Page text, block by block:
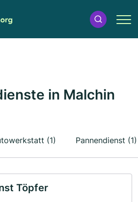
in Malchin
(1) Pannendienst (1)
Töpfer